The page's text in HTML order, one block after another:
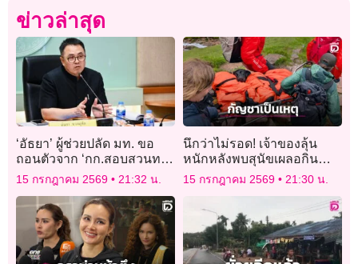
ข่าวล่าสุด
‘อัธยา’ ผู้ช่วยปลัด มท. ขอ
ถอนตัวจาก ‘กก.สอบสวนทาง
วินัยอย่างร้ายแรง’ เคส
‘ทุจริตสอบท้องถิ่น’ เหตุอาจมี
ส่วนได้ – เสีย ถูกไต่สวน
15 กรกฎาคม 2569 21:32 น.
นึกว่าไม่รอด! เจ้าของลุ้น
หนักหลังพบสุนัขเผลอกิน
กัญชาขณะเดินป่าจนหมดสติ
ต้องหามลงเขา
15 กรกฎาคม 2569 21:30 น.